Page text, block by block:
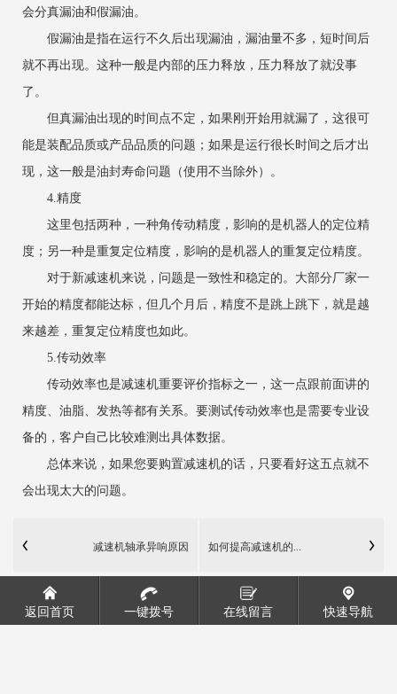
会分真漏油和假漏油。
假漏油是指在运行不久后出现漏油，漏油量不多，短时间后
就不再出现。这种一般是内部的压力释放，压力释放了就没事
了。
但真漏油出现的时间点不定，如果刚开始用就漏了，这很可
能是装配品质或产品品质的问题；如果是运行很长时间之后才出
现，这一般是油封寿命问题（使用不当除外）。
4.精度
这里包括两种，一种角传动精度，影响的是机器人的定位精
度；另一种是重复定位精度，影响的是机器人的重复定位精度。
对于新减速机来说，问题是一致性和稳定的。大部分厂家一
开始的精度都能达标，但几个月后，精度不是跳上跳下，就是越
来越差，重复定位精度也如此。
5.传动效率
传动效率也是减速机重要评价指标之一，这一点跟前面讲的
精度、油脂、发热等都有关系。要测试传动效率也是需要专业设
备的，客户自己比较难测出具体数据。
总体来说，如果您要购置减速机的话，只要看好这五点就不
会出现太大的问题。
减速机轴承异响原因 如何提高减速机的...
返回首页 一键拨号 在线留言 快速导航